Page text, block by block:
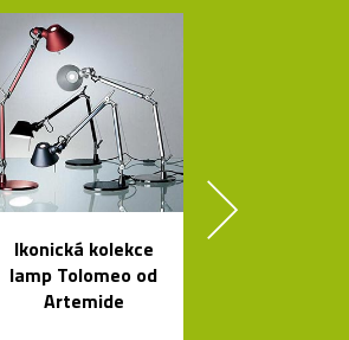
Ikonická kolekce
lamp Tolomeo od
Artemide